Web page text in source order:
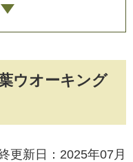
ウオーキング
更新日：2025年07月